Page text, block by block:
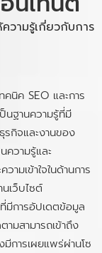
วามรู้เกี่ยวกับการ
นิค SEO และการ
นฐานความรู้ที่มี
รกิจและงานของ
ความรู้และ
มเข้าใจในด้านการ
เว็บไซต์
การอัปเดตข้อมูล
ามสามารถเข้าถึง
การเผยแพร่ผ่านโซ